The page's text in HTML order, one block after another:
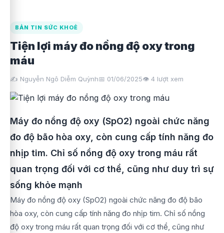
BẢN TIN SỨC KHOẺ
Tiện lợi máy đo nồng độ oxy trong
máu
✍️ Nguyễn Ngô Diễm Quỳnh📅 01/06/2025👁️ 4 lượt xem
Máy đo nồng độ oxy (SpO2) ngoài chức năng
đo độ bão hòa oxy, còn cung cấp tính năng đo
nhịp tim. Chỉ số nồng độ oxy trong máu rất
quan trọng đối với cơ thể, cũng như duy trì sự
sống khỏe mạnh
Máy đo nồng độ oxy (SpO2) ngoài chức năng đo độ bão
hòa oxy, còn cung cấp tính năng đo nhịp tim. Chỉ số nồng
độ oxy trong máu rất quan trọng đối với cơ thể, cũng như